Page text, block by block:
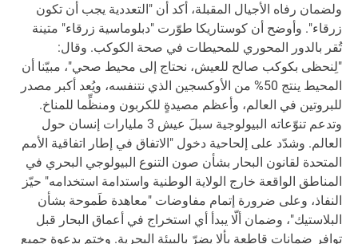
ولضمان رفاه الأجيال المقبلة، أكد أن "التعددية يجب أن تكون
زرقاء". وأوضح أن كوستاريكا طوّرت "دبلوماسية زرقاء" متينة
تُقر بالدور المحوري للمحيطات في صحة الكوكب. وقال:
"لِنحظى بكوكب صالح للعيش، نحتاج إلى محيط صحي"، مبيّنا أن
المحيط ينتج 50% من الأوكسجين الذي نتنفسه، ويُعد أكبر مصدر
للبروتين في العالم، وأعظم مصيدةٍ للكربون ومنظِّما للمناخ.
وتدعم تنوّعاته البيولوجية سبلَ عيش 3 مليارات إنسان حول
العالم. وشدّد على إلحاحية دخول "الاتفاق في إطار اتفاقية الأمم
المتحدة لقانون البحار بشأن صون التنوع البيولوجي البحري في
المناطق الواقعة خارج الولاية الوطنية واستدامة استخدامه" حيّز
النفاذ، وعلى ضرورة إتمام مفاوضات "معاهدة طَموحة بشأن
البلاستيك"، وضمان ألّا يبدأ أي استخراج في أعماق البحار قبل
توافر ضمانات قاطعة بألا يضرّ بالبيئة البحرية. وختم بدعوة جميع